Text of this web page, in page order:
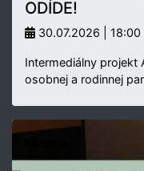
ODÍDE!
30.07.2026 | 18:00
Intermediálny projekt
osobnej a rodinnej